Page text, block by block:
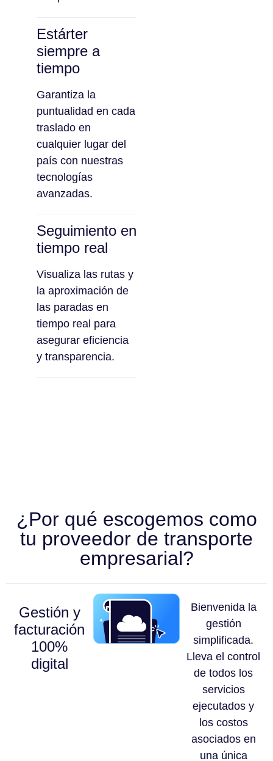
Estárter
siempre a
tiempo
Garantiza la
puntualidad en cada
traslado en
cualquier lugar del
país con nuestras
tecnologías
avanzadas.
Seguimiento en
tiempo real
Visualiza las rutas y
la aproximación de
las paradas en
tiempo real para
asegurar eficiencia
y transparencia.
¿Por qué escogemos como
tu proveedor de transporte
empresarial?
Gestión y
facturación
100%
digital
Bienvenida la
gestión
simplificada.
Lleva el control
de todos los
servicios
ejecutados y
los costos
asociados en
una única